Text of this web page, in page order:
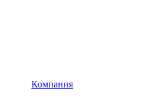
Компания